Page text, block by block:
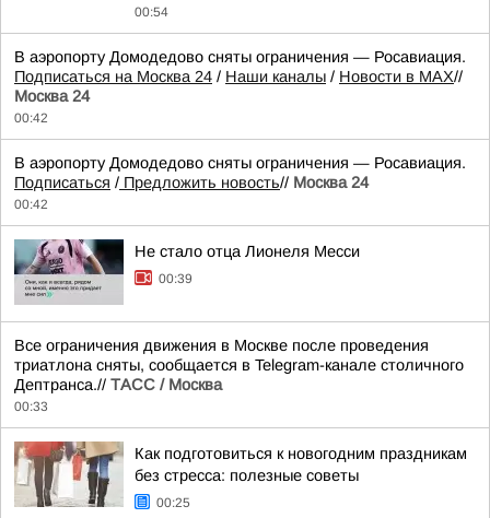
00:54
В аэропорту Домодедово сняты ограничения — Росавиация.
Подписаться на Москва 24 / Наши каналы / Новости в MAX//
Москва 24
00:42
В аэропорту Домодедово сняты ограничения — Росавиация.
Подписаться / Предложить новость// Москва 24
00:42
Не стало отца Лионеля Месси
00:39
Все ограничения движения в Москве после проведения
триатлона сняты, сообщается в Telegram-канале столичного
Дептранса.// ТАСС / Москва
00:33
Как подготовиться к новогодним праздникам
без стресса: полезные советы
00:25